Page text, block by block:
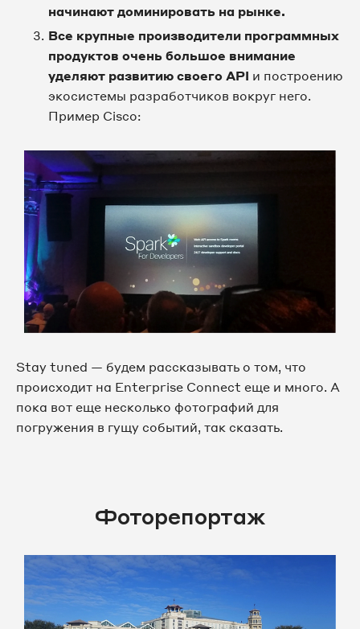
начинают доминировать на рынке.
Все крупные производители программных
продуктов очень большое внимание
уделяют развитию своего API и построению
экосистемы разработчиков вокруг него.
Пример Cisco:
Stay tuned — будем рассказывать о том, что
происходит на Enterprise Connect еще и много. А
пока вот еще несколько фотографий для
погружения в гущу событий, так сказать.
Фоторепортаж